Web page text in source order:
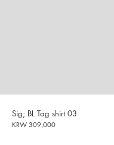
Sig; BL Tag shirt 03
KRW 309,000